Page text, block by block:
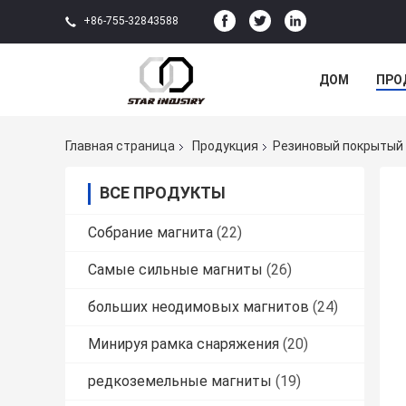
+86-755-32843588
ДОМ
Главная страница Продукция Резиновый покрытый
ВСЕ ПРОДУКТЫ
Собрание магнита (22)
Самые сильные магниты (26)
больших неодимовых магнитов (24)
Минируя рамка снаряжения (20)
редкоземельные магниты (19)